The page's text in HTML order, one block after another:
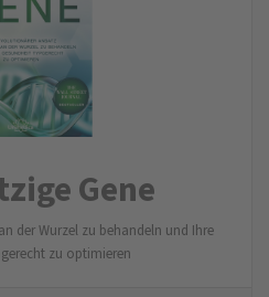
Gene
der Wurzel zu behandeln und Ihre
zu optimieren